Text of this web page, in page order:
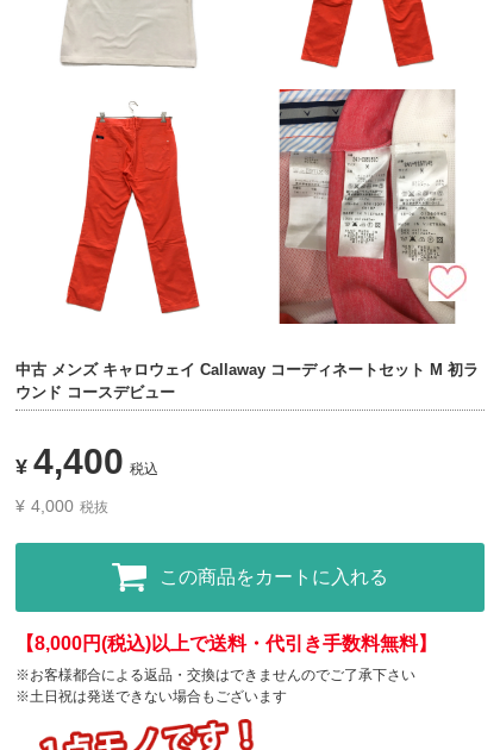
中古 メンズ キャロウェイ Callaway コーディネートセット M 初ラ
ウンド コースデビュー
¥ 4,400 税込
¥ 4,000 税抜
この商品をカートに入れる
【8,000円(税込)以上で送料・代引き手数料無料】
※お客様都合による返品・交換はできませんのでご了承下さい
※土日祝は発送できない場合もございます